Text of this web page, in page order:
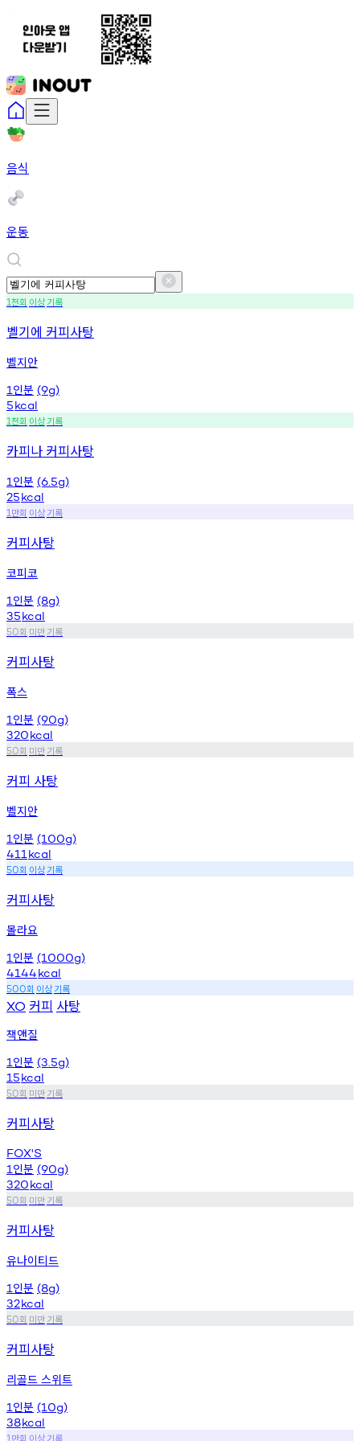
음식
운동
1천회 이상기록
벨기에 커피사탕
벨지안
1 인분 (9g)
5kcal
1천회 이상기록
카피나 커피사탕
1 인분 (6.5g)
25kcal
1 만회 이상기록
커피사탕
코피코
1 인분 (8g)
35kcal
50회 미만기록
커피사탕
폭스
1 인분 (90g)
320kcal
50회 미만기록
커피 사탕
벨지안
1 인분 (100g)
411 kcal
50회 이상기록
커피사탕
몰라요
1 인분 (1000g)
4144kcal
500회 이상기록
XO 커피 사탕
잭앤질
1 인분 (3.5g)
15kcal
50회 미만기록
커피사탕
FOX'S
1 인분 (90g)
320kcal
50회 미만기록
커피사탕
유나이티드
1 인분 (8g)
32kcal
50회 미만기록
커피사탕
리골드 스위트
1 인분 (10g)
38kcal
1 만회 이상기록